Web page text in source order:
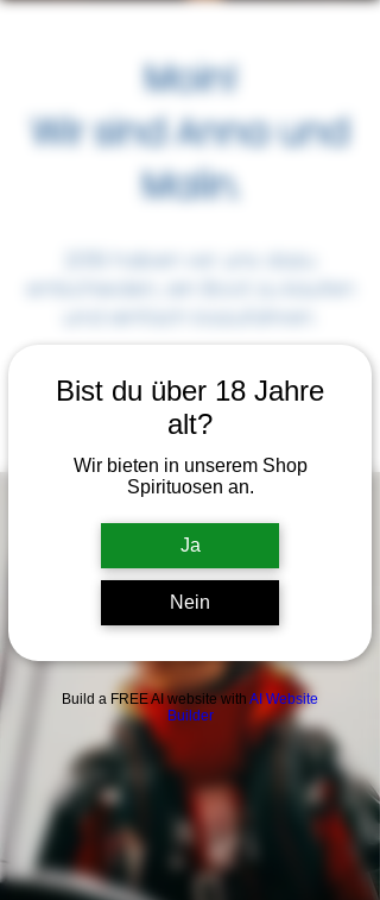
Bist du über 18 Jahre
alt?
Wir bieten in unserem Shop
Spirituosen an.
Ja
Nein
Build a FREE AI website with AI Website
Builder
Moin!
Wir sind Anna und
Malin.
2019 haben wir uns dazu
Ohne Segelerfahrung, ohne
Plan.